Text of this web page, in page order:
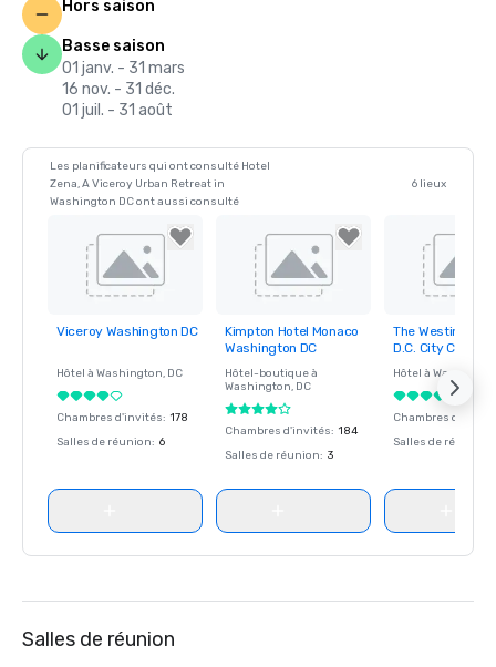
Hors saison
Basse saison
01 janv. - 31 mars
16 nov. - 31 déc.
01 juil. - 31 août
Les planificateurs qui ont consulté Hotel
Zena, A Viceroy Urban Retreat in
Washington DC ont aussi consulté
6 lieux
Removed from
Viceroy Washington DC
Hôtel à Washington, DC
Chambres d'invités: 178
Salles de réunion: 6
Removed from
favorites
Kimpton Hotel Monaco
Washington DC
Hôtel-boutique à
Washington, DC
Chambres d'invités: 184
Salles de réunion: 3
Removed
favorites
The Westin
D.C. City Center
Hôtel à
Chambres
Salles de réunion
Salles de réunion